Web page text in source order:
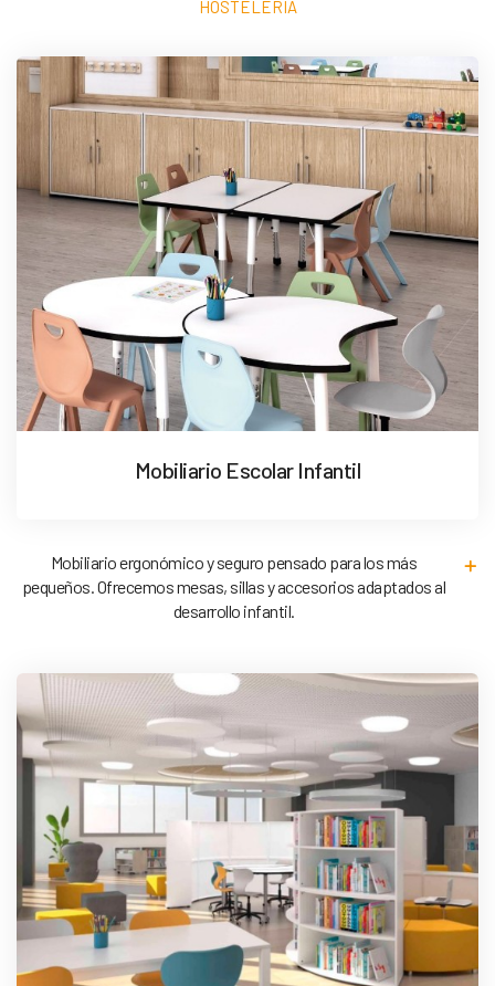
HOSTELERÍA
Mobiliario Escolar Infantil
Mobiliario ergonómico y seguro pensado para los más
pequeños. Ofrecemos mesas, sillas y accesorios adaptados al
desarrollo infantil.